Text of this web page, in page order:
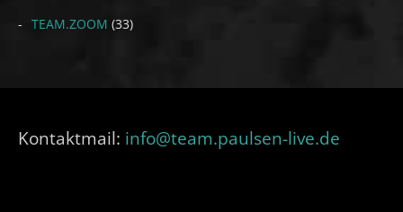
TEAM.ZOOM (33)
Kontaktmail: info@team.paulsen-live.de